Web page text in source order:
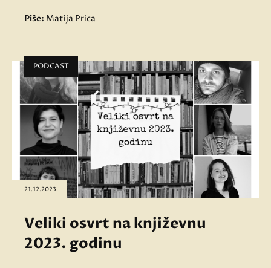
Piše: Matija Prica
PODCAST
21.12.2023.
Veliki osvrt na književnu
2023. godinu